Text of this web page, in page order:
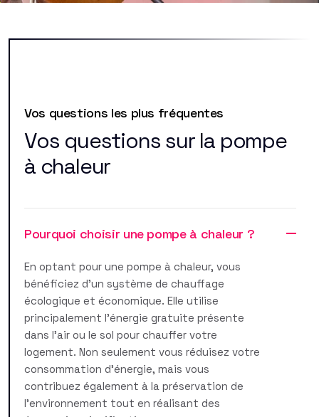
Vos questions les plus fréquentes
Vos questions sur la pompe
à chaleur
Pourquoi choisir une pompe à chaleur ?
En optant pour une pompe à chaleur, vous
bénéficiez d'un système de chauffage
écologique et économique. Elle utilise
principalement l'énergie gratuite présente
dans l'air ou le sol pour chauffer votre
logement. Non seulement vous réduisez votre
consommation d'énergie, mais vous
contribuez également à la préservation de
l'environnement tout en réalisant des